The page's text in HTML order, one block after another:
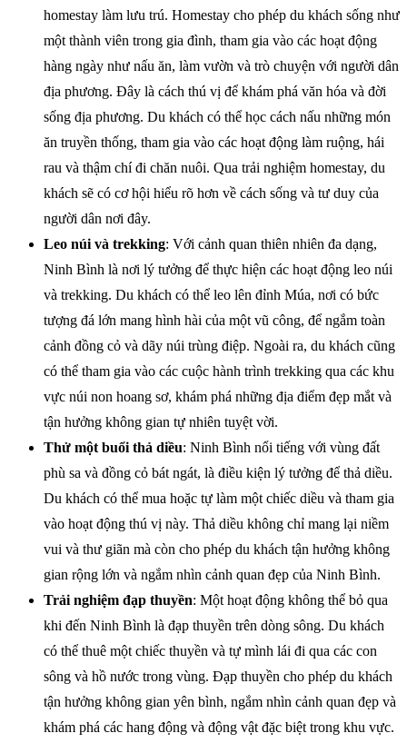
homestay làm lưu trú. Homestay cho phép du khách sống như
một thành viên trong gia đình, tham gia vào các hoạt động
hàng ngày như nấu ăn, làm vườn và trò chuyện với người dân
địa phương. Đây là cách thú vị để khám phá văn hóa và đời
sống địa phương. Du khách có thể học cách nấu những món
ăn truyền thống, tham gia vào các hoạt động làm ruộng, hái
rau và thậm chí đi chăn nuôi. Qua trải nghiệm homestay, du
khách sẽ có cơ hội hiểu rõ hơn về cách sống và tư duy của
người dân nơi đây.
Leo núi và trekking: Với cảnh quan thiên nhiên đa dạng,
Ninh Bình là nơi lý tưởng để thực hiện các hoạt động leo núi
và trekking. Du khách có thể leo lên đỉnh Múa, nơi có bức
tượng đá lớn mang hình hài của một vũ công, để ngắm toàn
cảnh đồng cỏ và dãy núi trùng điệp. Ngoài ra, du khách cũng
có thể tham gia vào các cuộc hành trình trekking qua các khu
vực núi non hoang sơ, khám phá những địa điểm đẹp mắt và
tận hưởng không gian tự nhiên tuyệt vời.
Thử một buổi thả diều: Ninh Bình nổi tiếng với vùng đất
phù sa và đồng cỏ bát ngát, là điều kiện lý tưởng để thả diều.
Du khách có thể mua hoặc tự làm một chiếc diều và tham gia
vào hoạt động thú vị này. Thả diều không chỉ mang lại niềm
vui và thư giãn mà còn cho phép du khách tận hưởng không
gian rộng lớn và ngắm nhìn cảnh quan đẹp của Ninh Bình.
Trải nghiệm đạp thuyền: Một hoạt động không thể bỏ qua
khi đến Ninh Bình là đạp thuyền trên dòng sông. Du khách
có thể thuê một chiếc thuyền và tự mình lái đi qua các con
sông và hồ nước trong vùng. Đạp thuyền cho phép du khách
tận hưởng không gian yên bình, ngắm nhìn cảnh quan đẹp và
khám phá các hang động và động vật đặc biệt trong khu vực.